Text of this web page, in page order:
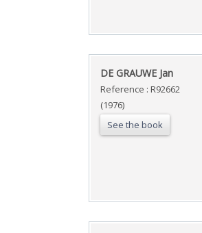
‎DE GRAUWE Jan‎
Reference : R92662
(1976)
See the book